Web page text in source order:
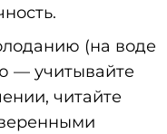
(на воде
— учитывайте
читайте